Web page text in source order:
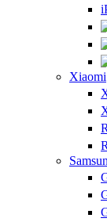
Xiaomi